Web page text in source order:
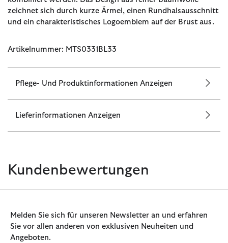
zeichnet sich durch kurze Ärmel, einen Rundhalsausschnitt
und ein charakteristisches Logoemblem auf der Brust aus.
Artikelnummer: MTS0331BL33
Pflege- Und Produktinformationen Anzeigen
Lieferinformationen Anzeigen
Kundenbewertungen
Melden Sie sich für unseren Newsletter an und erfahren
Sie vor allen anderen von exklusiven Neuheiten und
Angeboten.